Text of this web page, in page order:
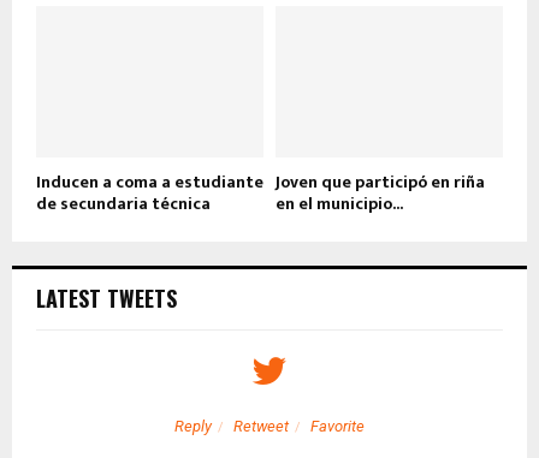
Inducen a coma a estudiante
de secundaria técnica
Joven que participó en riña
en el municipio...
LATEST TWEETS
Reply Retweet Favorite